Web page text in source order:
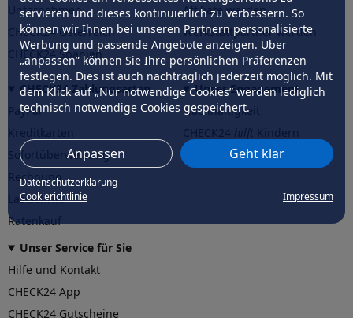
servieren und dieses kontinuierlich zu verbessern. So
können wir Ihnen bei unseren Partnern personalisierte
Werbung und passende Angebote anzeigen. Über
„anpassen” können Sie Ihre persönlichen Präferenzen
festlegen. Dies ist auch nachträglich jederzeit möglich. Mit
dem Klick auf „Nur notwendige Cookies” werden lediglich
technisch notwendige Cookies gespeichert.
Anpassen Geht klar
Datenschutzerklärung
Cookierichtlinie
Impressum
Unternehmen
CHECK24 Österreich
CHECK24 Spanien
Affiliate werden
Werkstattpartner werden
CHECK24 Zahlungsarten
PayPal
Sofortüberweisung
Rechnung
Lastschrift
Ratenkauf
Unser Engagement
Nachhaltigkeit
CHECK24hilftder Natur
Unser Service für Sie
Hilfe und Kontakt
CHECK24 App
CHECK24 Gutscheine